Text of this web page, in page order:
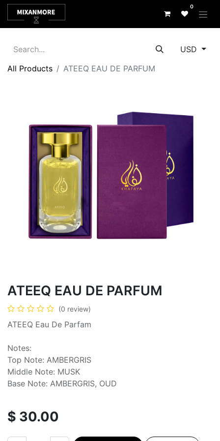
0
USD
All Products
ATEEQ EAU DE PARFUM
ATEEQ EAU DE PARFUM
(0 review)
ATEEQ Eau De Parfam
Notes:
Top Note: AMBERGRIS
Middle Note: MUSK
Base Note: AMBERGRIS, OUD
$ 30.00